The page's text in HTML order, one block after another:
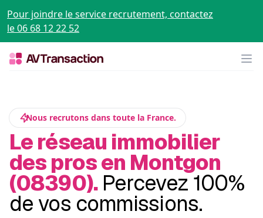
Pour joindre le service recrutement, contactez
le 06 68 12 22 52
Nous recrutons dans toute la France.
Le réseau immobilier
des pros en Montgon
(08390). Percevez 100%
de vos commissions.